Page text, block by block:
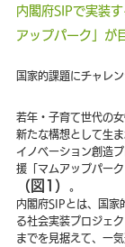
内閣府SIPで実装
アップパーク」が
国家的課題にチャレ
若年・子育て世代の
新たな構想として生
イノベーション創造
援「マムアップパー
（図1）
。
内閣府SIPとは、国家
る社会実装プロジェ
までを見据えて、一